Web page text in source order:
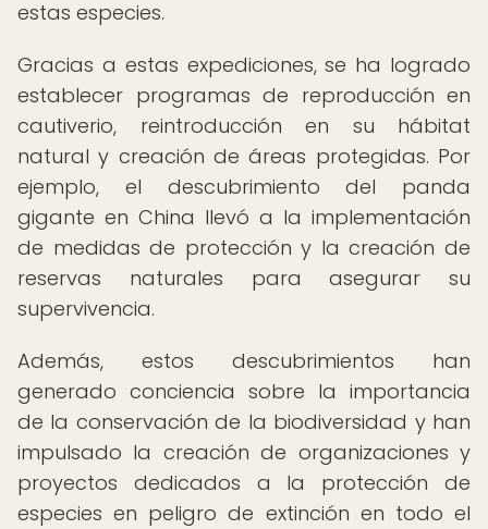
estas especies.
Gracias a estas expediciones, se ha logrado
establecer programas de reproducción en
cautiverio, reintroducción en su hábitat
natural y creación de áreas protegidas. Por
ejemplo, el descubrimiento del panda
gigante en China llevó a la implementación
de medidas de protección y la creación de
reservas naturales para asegurar su
supervivencia.
Además, estos descubrimientos han
generado conciencia sobre la importancia
de la conservación de la biodiversidad y han
impulsado la creación de organizaciones y
proyectos dedicados a la protección de
especies en peligro de extinción en todo el